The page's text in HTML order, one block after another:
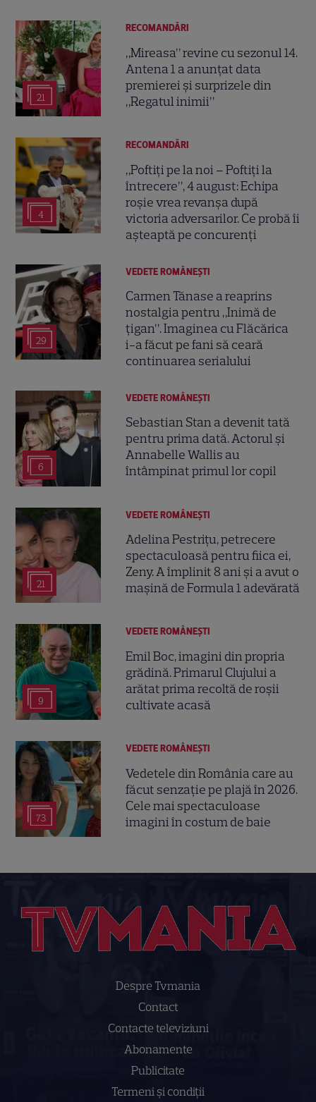
21
RECOMANDĂRI
„Mireasa” revine cu sezonul 14.
Antena 1 a anunțat data
premierei și surprizele din
„Regatul inimii”
4
RECOMANDĂRI
„Poftiți pe la noi – Poftiți la
întrecere”, 4 august: Echipa
roșie vrea revanșa după
victoria adversarilor. Ce probă îi
așteaptă pe concurenți
29
VEDETE ROMÂNEŞTI
Carmen Tănase a reaprins
nostalgia pentru „Inimă de
țigan”. Imaginea cu Flăcărica
i-a făcut pe fani să ceară
continuarea serialului
6
VEDETE ROMÂNEŞTI
Sebastian Stan a devenit tată
pentru prima dată. Actorul și
Annabelle Wallis au
întâmpinat primul lor copil
21
VEDETE ROMÂNEŞTI
Adelina Pestrițu, petrecere
spectaculoasă pentru fiica ei,
Zeny. A împlinit 8 ani și a avut o
mașină de Formula 1 adevărată
9
VEDETE ROMÂNEŞTI
Emil Boc, imagini din propria
grădină. Primarul Clujului a
arătat prima recoltă de roșii
cultivate acasă
73
VEDETE ROMÂNEŞTI
Vedetele din România care au
făcut senzație pe plajă în 2026.
Cele mai spectaculoase
imagini în costum de baie
Despre Tvmania
Contact
Contacte televiziuni
Abonamente
Publicitate
Termeni și condiții